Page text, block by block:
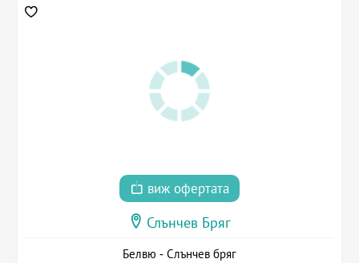
виж офертата
Слънчев Бряг
Белвю - Слънчев бряг